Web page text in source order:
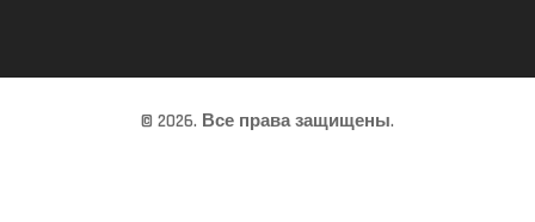
© 2026. Все права защищены.